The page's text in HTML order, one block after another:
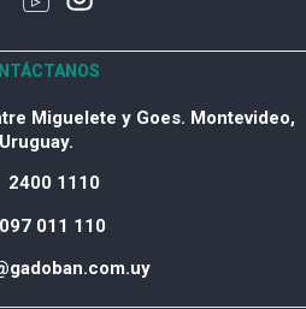
Miguelete y Goes. Montevideo,
Uruguay.
2400 1110
097 011 110